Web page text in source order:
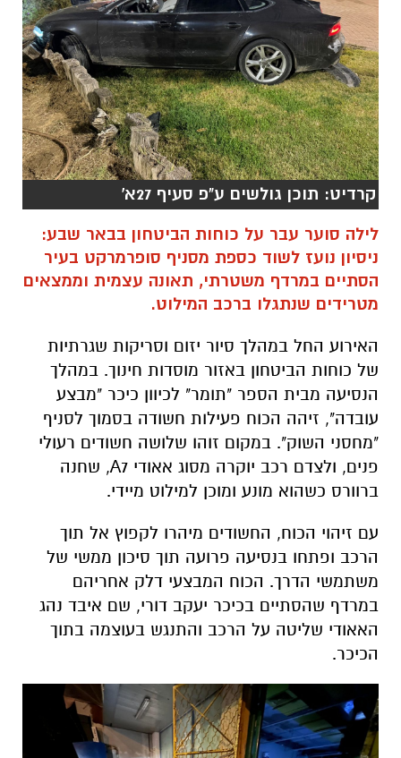
קרדיט: תוכן גולשים ע"פ סעיף 27א'
לילה סוער עבר על כוחות הביטחון בבאר שבע:
ניסיון נועז לשוד כספת מסניף סופרמרקט בעיר
הסתיים במרדף משטרתי, תאונה עצמית וממצאים
מטרידים שנתגלו ברכב המילוט.
האירוע החל במהלך סיור יזום וסריקות שגרתיות
של כוחות הביטחון באזור מוסדות חינוך. במהלך
הנסיעה מבית הספר "תומר" לכיוון כיכר "מבצע
עובדה", זיהה הכוח פעילות חשודה בסמוך לסניף
"מחסני השוק". במקום זוהו שלושה חשודים רעולי
פנים, ולצדם רכב יוקרה מסוג אאודי A7, שחנה
ברוורס כשהוא מונע ומוכן למילוט מיידי.
עם זיהוי הכוח, החשודים מיהרו לקפוץ אל תוך
הרכב ופתחו בנסיעה פרועה תוך סיכון ממשי של
משתמשי הדרך. הכוח המבצעי דלק אחריהם
במרדף שהסתיים בכיכר יעקב דורי, שם איבד נהג
האאודי שליטה על הרכב והתנגש בעוצמה בתוך
הכיכר.